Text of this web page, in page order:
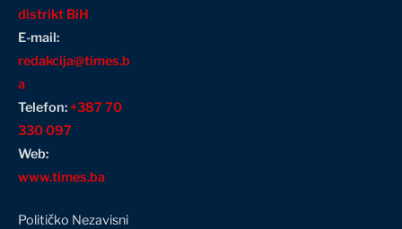
distrikt BiH
E-mail:
redakcija@times.b
a
Telefon:+387 70
330 097
Web:
www.times.ba
Političko Nezavisni